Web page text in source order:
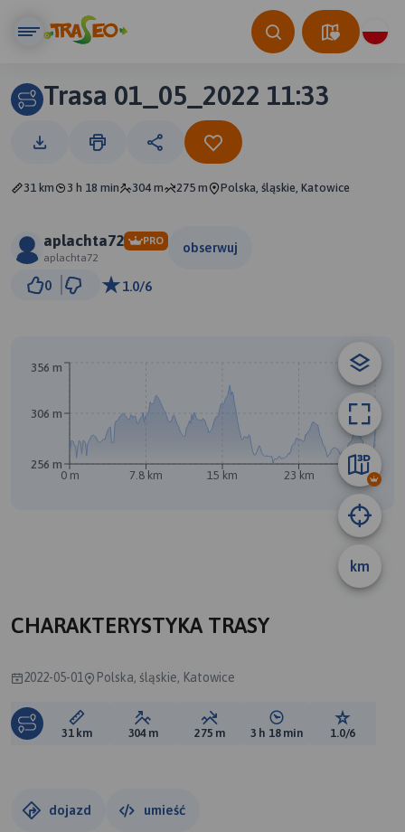
Trasa 01_05_2022 11:33
31 km 3 h 18 min 304 m 275 m Polska, śląskie, Katowice
aplachta72
PRO
aplachta72
obserwuj
0 1.0/6
km
0 m 7.8 km 15 km 23 km 31 km
256 m
306 m
356 m
CHARAKTERYSTYKA TRASY
2022-05-01 Polska, śląskie, Katowice
Długość trasy:
31 km Suma przewyższeń:
304 m Suma spadków:
275 m Średni czas potrzebny
3 h 18 min Ocena
1.0/6
dojazd umieść